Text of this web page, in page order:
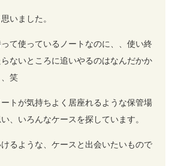
いました。
て使っているノートなのに、、使い終
ないところに追いやるのはなんだかか
笑
トが気持ちよく居座れるような保管場
、いろんなケースを探しています。
るような、ケースと出会いたいもので